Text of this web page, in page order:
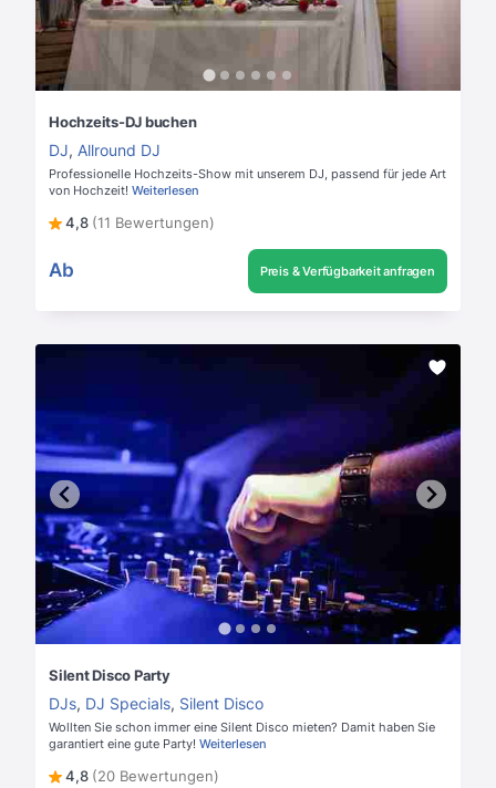
Hochzeits-DJ buchen
DJ, Allround DJ
Professionelle Hochzeits-Show mit unserem DJ, passend für jede Art
von Hochzeit! Weiterlesen
4,8 (11 Bewertungen)
Ab Preis & Verfügbarkeit anfragen
Silent Disco Party
DJs, DJ Specials, Silent Disco
Wollten Sie schon immer eine Silent Disco mieten? Damit haben Sie
garantiert eine gute Party! Weiterlesen
4,8 (20 Bewertungen)